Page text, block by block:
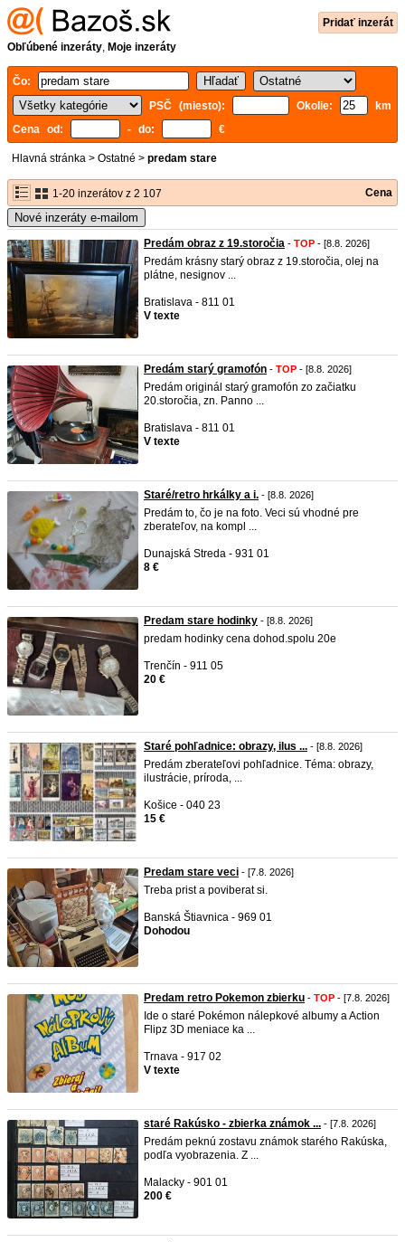
Pridať inzerát
Obľúbené inzeráty, Moje inzeráty
Čo:
PSČ (miesto):
Okolie:
km
Cena od:
- do: €
Hlavná stránka > Ostatné > predam stare
1-20 inzerátov z 2 107 Cena
Nové inzeráty e-mailom
Predám obraz z 19.storočia - TOP - [8.8. 2026]
Predám krásny starý obraz z 19.storočia, olej na
plátne, nesignov ...
Bratislava - 811 01
V texte
Predám starý gramofón - TOP - [8.8. 2026]
Predám originál starý gramofón zo začiatku
20.storočia, zn. Panno ...
Bratislava - 811 01
V texte
Staré/retro hrkálky a i. - [8.8. 2026]
Predám to, čo je na foto. Veci sú vhodné pre
zberateľov, na kompl ...
Dunajská Streda - 931 01
8 €
Predam stare hodinky - [8.8. 2026]
predam hodinky cena dohod.spolu 20e
Trenčín - 911 05
20 €
Staré pohľadnice: obrazy, ilus ... - [8.8. 2026]
Predám zberateľovi pohľadnice. Téma: obrazy,
ilustrácie, príroda, ...
Košice - 040 23
15 €
Predam stare veci - [7.8. 2026]
Treba prist a poviberat si.
Banská Štiavnica - 969 01
Dohodou
Predam retro Pokemon zbierku - TOP - [7.8. 2026]
Ide o staré Pokémon nálepkové albumy a Action
Flipz 3D meniace ka ...
Trnava - 917 02
V texte
staré Rakúsko - zbierka známok ... - [7.8. 2026]
Predám peknú zostavu známok starého Rakúska,
podľa vyobrazenia. Z ...
Malacky - 901 01
200 €